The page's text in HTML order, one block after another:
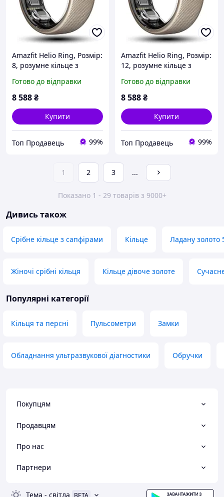
Amazfit Helio Ring, Розмір:
8, розумне кільце з
серцевого ритму,
водонепроникністю 10
Готово до відправки
8 588₴
Купити
Топ Продавець 99%
Amazfit Helio Ring, Розмір:
12, розумне кільце з
моніторингом серцевого
ритму,
атм,
Готово до відправки
8 588₴
Купити
Топ Продавець 99%
1 2 3 ...
Показано 1 - 29 товарів з 9000+
Дивись також
Срібне кільце з сапфірами Кільце Ладану золото
Жіночі срібні кільця Кільце дівоче золоте
Популярні категорії
Кільця та ​​персні Пульсометри Замки
Обладнання ультразвукової діагностики Обручки
Покупцям
Продавцям
Про нас
Партнери
Тема - світла